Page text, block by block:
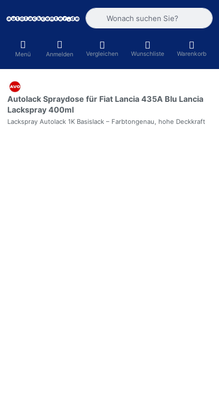
Geben Sie einen Suchbegriff ein.
Menü Anmelden Vergleichen Wunschliste Warenkorb
Autolack Spraydose für Fiat Lancia 435A Blu Lancia
Lackspray 400ml
Lackspray Autolack 1K Basislack – Farbtongenau, hohe Deckkraft